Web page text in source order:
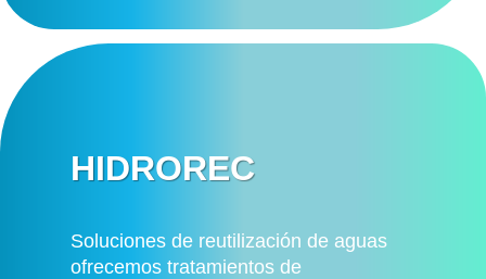
HIDROREC
Soluciones de reutilización de aguas
ofrecemos tratamientos de